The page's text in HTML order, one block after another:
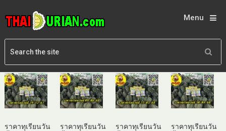
Menu
ราคาทุเรียนวัน
ราคาทุเรียนวัน
ราคาทุเรียนวัน
ราคาทุเรียนวัน